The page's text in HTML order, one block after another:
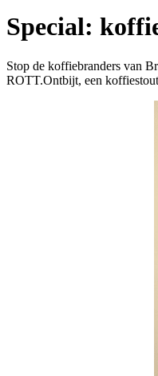
Special:
Stop de koffiebranders van
ROTT.Ontbijt, een